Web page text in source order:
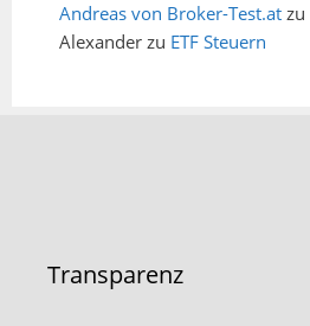
Andreas von Broker-Test.at zu
Alexander zu ETF Steuern
Transparenz